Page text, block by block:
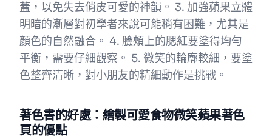
蓋，以免失去俏皮可愛的神韻。 3. 加強蘋果立體
明暗的漸層對初學者來說可能稍有困難，尤其是
顏色的自然融合。 4. 臉頰上的腮紅要塗得均勻
平衡，需要仔細觀察。 5. 微笑的輪廓較細，要塗
色整齊清晰，對小朋友的精細動作是挑戰。
著色書的好處：繪製可愛食物微笑蘋果著色
頁的優點